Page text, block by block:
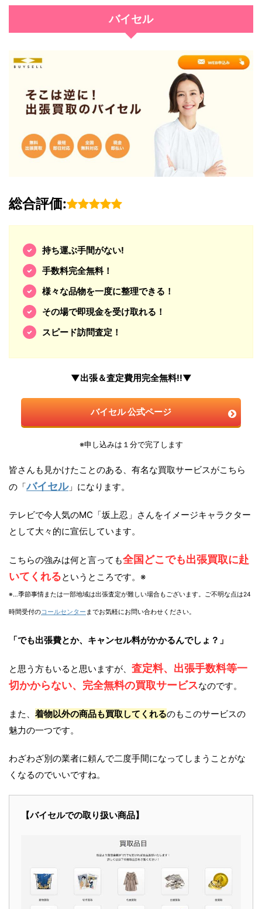
バイセル
総合評価:
持ち運ぶ手間がない!
手数料完全無料！
様々な品物を一度に整理できる！
その場で即現金を受け取れる！
スピード訪問査定！
▼出張＆査定費用完全無料!!▼
バイセル 公式ページ
※申し込みは１分で完了します
皆さんも見かけたことのある、有名な買取サービスがこちら
の「バイセル」になります。
テレビで今人気のMC「坂上忍」さんをイメージキャラクター
として大々的に宣伝しています。
こちらの強みは何と言っても全国どこでも出張買取に赴
いてくれるというところです。※
※…季節事情または一部地域は出張査定が難しい場合もございます。ご不明な点は24
時間受付のコールセンター までお気軽にお問い合わせください。
「でも出張費とか、キャンセル料がかかるんでしょ？」
と思う方もいると思いますが、 査定料、出張手数料等一
切かからない、完全無料の買取サービスなのです。
また、 着物以外の商品も買取してくれるのもこのサービスの
魅力の一つです。
わざわざ別の業者に頼んで二度手間になってしまうことがな
くなるのでいいですね。
【バイセルでの取り扱い商品】